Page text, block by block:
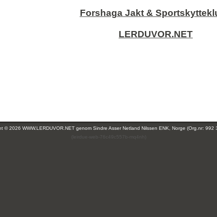
Forshaga Jakt &
LERDUVOR.NET
© 2026 WWW.LERDUVOR.NET genom Sindre Asser Netland Nilssen ENK, Norge (Org.nr: 992
(leirdue-web-76c49c557b-mq4nh)